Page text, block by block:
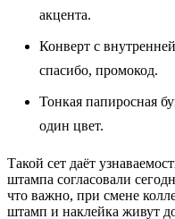
акцента.
Конверт с
спасибо, промокод.
Тонкая папиросная
один цвет.
Такой сет даёт
штампа согласовали
что важно, при смене
штамп и наклейка живут